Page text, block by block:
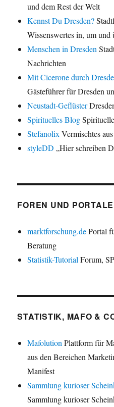
und dem Rest der Welt
Kennst Du Dresden?
Wissenswertes in, um und
Menschen in Dresden
Nachrichten
Mit Cicerone durch
Gästeführer für Dresden
Neustadt-Geflüster
Spirituelles Blog
Stefanolix Vermischtes
styleDD „Hier schreiben
FOREN UND PORTALE
marktforschung.dePortal
Beratung
Statistik-Tutorial Forum,
STATISTIK, MAFO &
Mafolution Plattform für
aus den Bereichen
Manifest
Sammlung kurioser
Sammlung kurioser